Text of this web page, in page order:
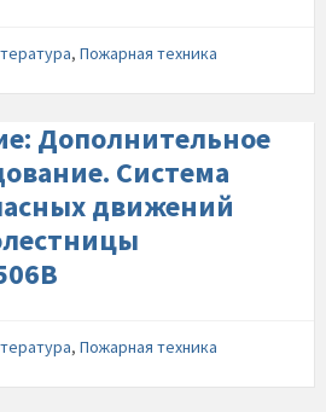
, Пожарная техника
Дополнительное
Система
движений
, Пожарная техника